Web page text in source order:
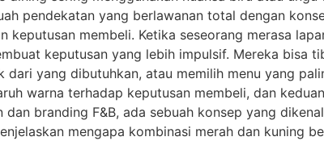
pendekatan yang berlawanan total dengan
keputusan membeli. Ketika seseorang merasa
keputusan yang lebih impulsif. Mereka
dari yang dibutuhkan, atau memilih menu yang
warna terhadap keputusan membeli, dan
dan branding F&B, ada sebuah konsep yang
mengapa kombinasi merah dan kuning